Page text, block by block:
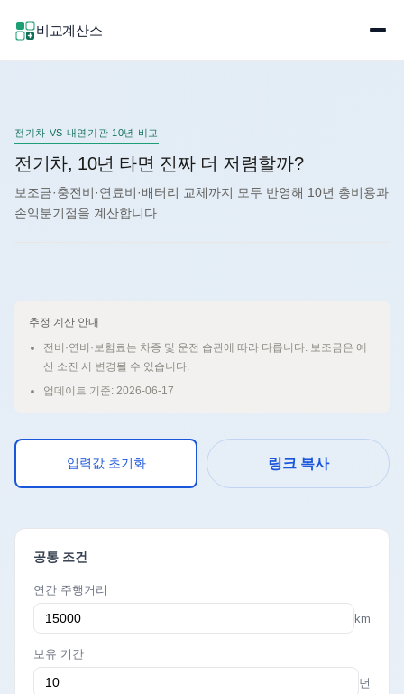
비교계산소
전기차 VS 내연기관 10년 비교
전기차, 10년 타면 진짜 더 저렴할까?
보조금·충전비·연료비·배터리 교체까지 모두 반영해 10년 총비용과
손익분기점을 계산합니다.
추정 계산 안내
전비·연비·보험료는 차종 및 운전 습관에 따라 다릅니다. 보조금은 예
산 소진 시 변경될 수 있습니다.
업데이트 기준: 2026-06-17
입력값 초기화 링크 복사
공통 조건
연간 주행거리
km
보유 기간
년